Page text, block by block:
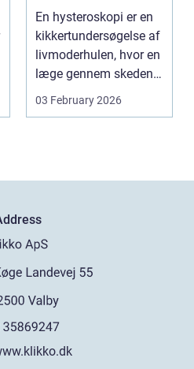
se af livmoderen
En hysteroskopi er en
kikkertundersøgelse af
livmoderhulen, hvor en
læge gennem skeden
og livmoderha...
03 February 2026